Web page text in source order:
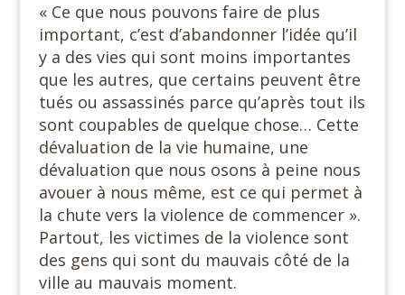
« Ce que nous pouvons faire de plus
important, c’est d’abandonner l’idée qu’il
y a des vies qui sont moins importantes
que les autres, que certains peuvent être
tués ou assassinés parce qu’après tout ils
sont coupables de quelque chose… Cette
dévaluation de la vie humaine, une
dévaluation que nous osons à peine nous
avouer à nous même, est ce qui permet à
la chute vers la violence de commencer ».
Partout, les victimes de la violence sont
des gens qui sont du mauvais côté de la
ville au mauvais moment.